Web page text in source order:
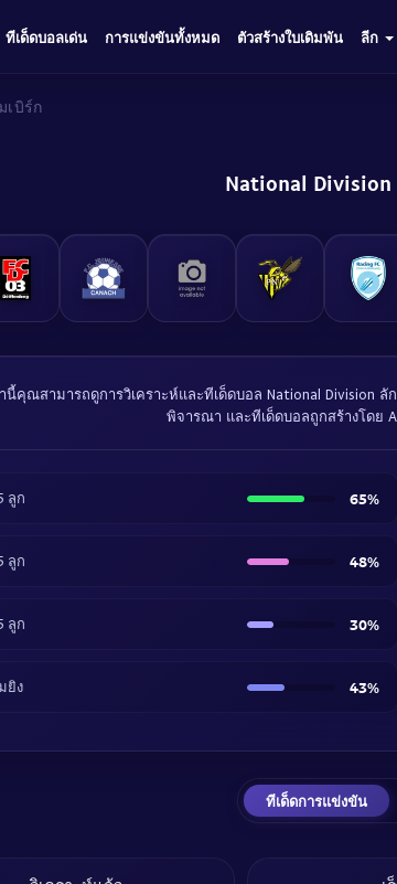
ทีเด็ดบอลเด่น การแข่งขันทั้งหมด ตัวสร้างใบเดิมพัน ลีก
เบิร์ก
National
นี้คุณสามารถดูการวิเคราะห์และทีเด็ดบอล National Division
พิจารณา และทีเด็ดบอลถูกสร้างโดย
ลูก 65%
ลูก 48%
ลูก 30%
ยิง 43%
ทีเด็ดการแข่งขัน